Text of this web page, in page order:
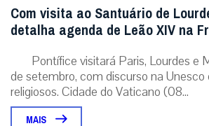
Com visita ao Santuário de
detalha agenda de Leão XIV na
Pontífice visitará Paris, Lourdes e
de setembro, com discurso na
religiosos. Cidade do Vaticano (08...
MAIS